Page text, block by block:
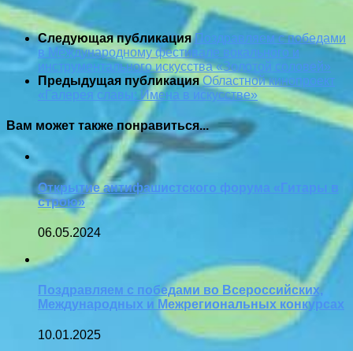
Следующая публикацияПоздравляем с победами
в Международному фестивале вокального и
инструментального искусства «Золотой соловей»
Предыдущая публикацияОбластной кинопроект
«Галерея славы: Имена в искусстве»
Вам может также понравиться...
Открытие антифашистского форума «Гитары в
строю»
06.05.2024
Поздравляем с победами во Всероссийских,
Международных и Межрегиональных конкурсах
10.01.2025